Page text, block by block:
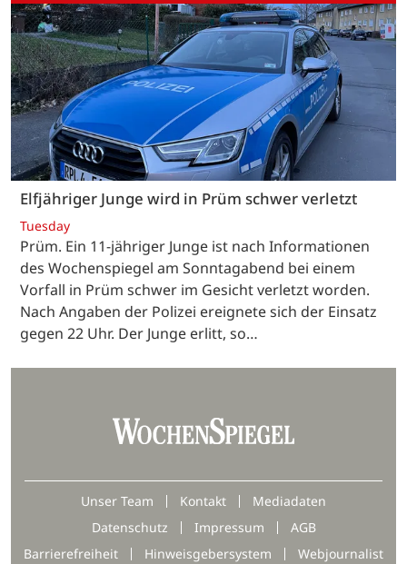
Elfjähriger Junge wird in Prüm schwer verletzt
Tuesday
Prüm. Ein 11-jähriger Junge ist nach Informationen
des Wochenspiegel am Sonntagabend bei einem
Vorfall in Prüm schwer im Gesicht verletzt worden.
Nach Angaben der Polizei ereignete sich der Einsatz
gegen 22 Uhr. Der Junge erlitt, so…
Unser Team Kontakt
Mediadaten
Datenschutz
Impressum
AGB
Barrierefreiheit
Hinweisgebersystem Webjournalist